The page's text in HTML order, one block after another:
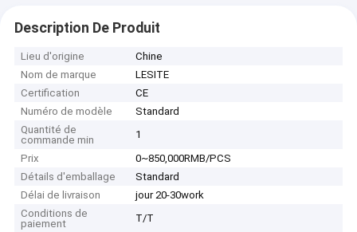
Description De Produit
Lieu d'origine
Chine
Nom de marque
LESITE
Certification
CE
Numéro de modèle
Standard
Quantité de
commande min
1
Prix
0~850,000RMB/PCS
Détails d'emballage
Standard
Délai de livraison
jour 20-30work
Conditions de
paiement
T/T